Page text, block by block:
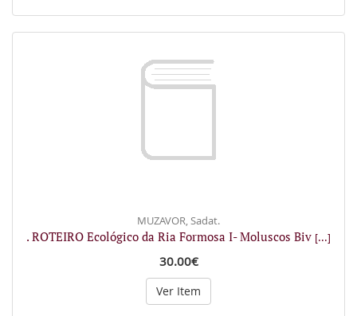
MUZAVOR, Sadat.
. ROTEIRO Ecológico da Ria Formosa I- Moluscos Biv [...]
30.00€
Ver Item